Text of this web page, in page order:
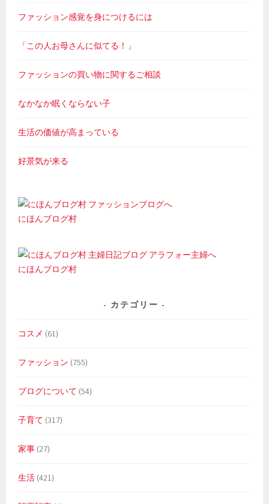
ファッション感覚を身につけるには
「この人お母さんに似てる！」
ファッションの買い物に関するご相談
なかなか眠くならない子
生活の価値が高まっている
好景気が来る
にほんブログ村
にほんブログ村
カテゴリー
コスメ (61)
ファッション (755)
ブログについて (54)
子育て (317)
家事 (27)
生活 (421)